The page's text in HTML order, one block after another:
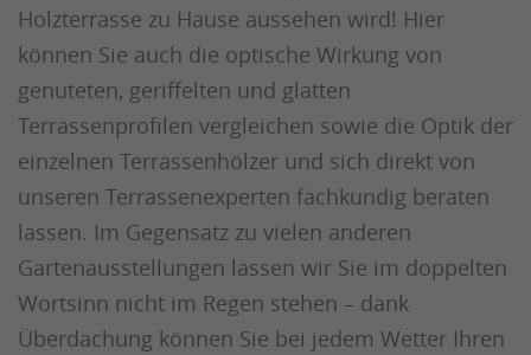
Holzterrasse zu Hause aussehen wird! Hier
können Sie auch die optische Wirkung von
genuteten, geriffelten und glatten
Terrassenprofilen vergleichen sowie die Optik der
einzelnen Terrassenhölzer und sich direkt von
unseren Terrassenexperten fachkundig beraten
lassen. Im Gegensatz zu vielen anderen
Gartenausstellungen lassen wir Sie im doppelten
Wortsinn nicht im Regen stehen – dank
Überdachung können Sie bei jedem Wetter Ihren